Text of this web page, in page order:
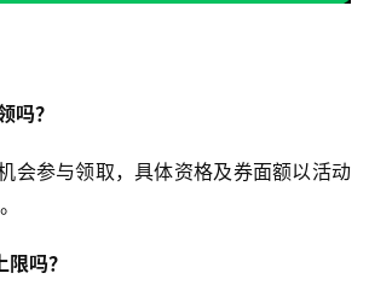
吗？
会参与领取，具体资格及券面额以活动
吗？